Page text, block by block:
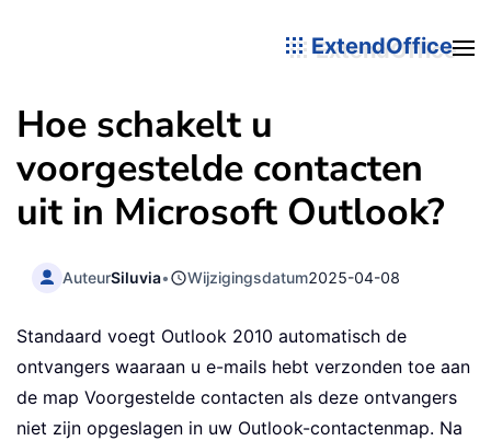
ExtendOffice
Hoe schakelt u
voorgestelde contacten
uit in Microsoft Outlook?
AuteurSiluvia• Wijzigingsdatum2025-04-08
Standaard voegt Outlook 2010 automatisch de
ontvangers waaraan u e-mails hebt verzonden toe aan
de map Voorgestelde contacten als deze ontvangers
niet zijn opgeslagen in uw Outlook-contactenmap. Na